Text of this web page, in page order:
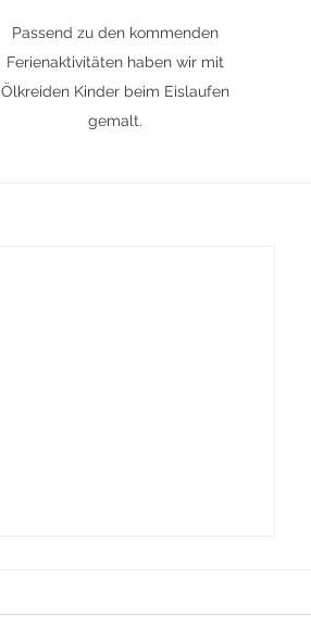
Passend zu den kommenden
Ferienaktivitäten haben wir mit
Ölkreiden Kinder beim Eislaufen
gemalt.